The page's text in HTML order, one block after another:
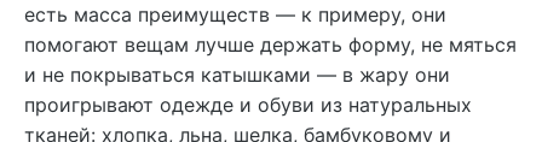
есть масса преимуществ — к примеру, они
помогают вещам лучше держать форму, не мяться
и не покрываться катышками — в жару они
проигрывают одежде и обуви из натуральных
тканей: хлопка, льна, шелка, бамбуковому и